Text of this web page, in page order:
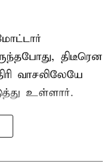
திடீரென
வாசலிலேயே
உள்ளார்.